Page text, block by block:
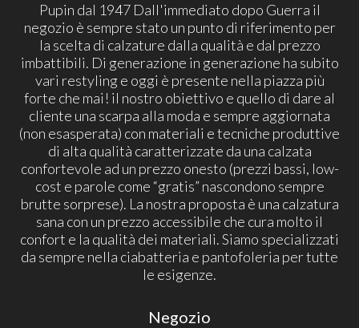
Pupin dal 1947 Dall'immediato dopo Guerra il
negozio è sempre stato un punto di riferimento per
la scelta di calzature dalla qualità e dal prezzo
imbattibili. Di generazione in generazione ha subito
vari restyling e oggi è presente nella piazza più
forte che mai! il nostro obiettivo e quello di dare al
cliente una scarpa alla moda e sempre aggiornata
(non esasperata) con materiali e tecniche produttive
di alta qualità caratterizzate da una calzata
confortevole ad un prezzo onesto (prezzi bassi, low-
cost e parole come “gratis” nascondono sempre
brutte sorprese). La nostra proposta è una calzatura
sana con un prezzo accessibile che cura molto il
confort e la qualità dei materiali. Siamo specializzati
da sempre nella ciabatteria e pantofoleria per tutte
le esigenze.
Negozio